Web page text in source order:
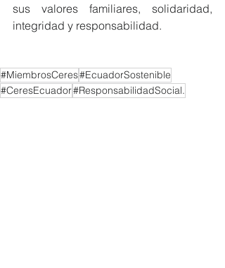
sus valores familiares, solidaridad,
integridad y responsabilidad.
#MiembrosCeres#EcuadorSostenible
#CeresEcuador#ResponsabilidadSocial.